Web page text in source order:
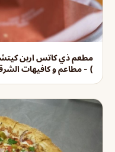
مطعم ذي كاتس اربن كيتشن
) - مطاعم و كافيهات